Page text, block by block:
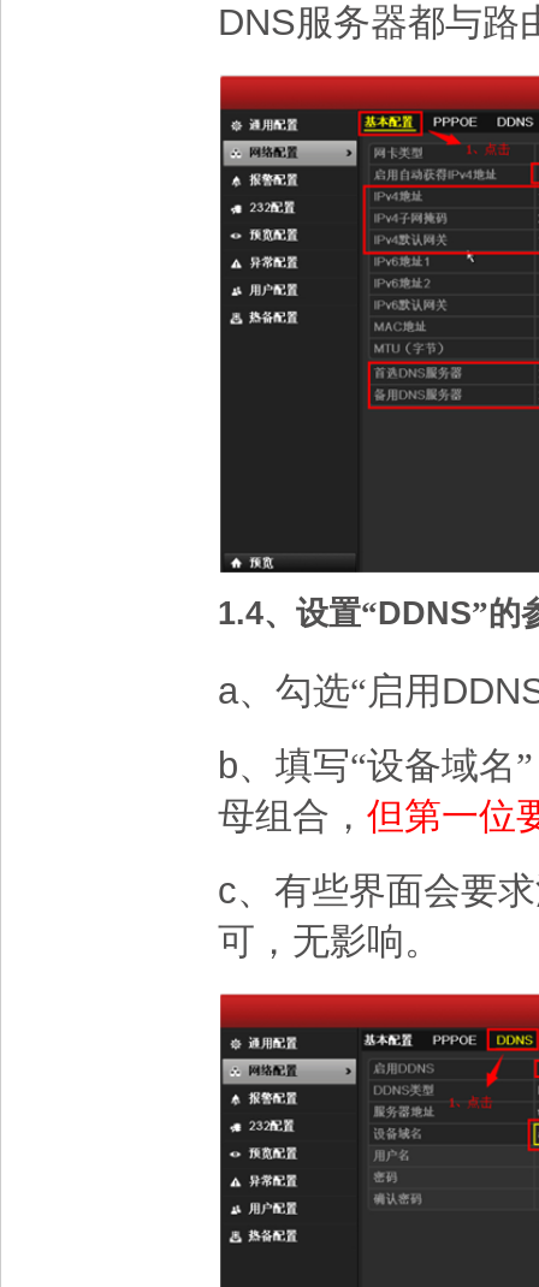
DNS服务器都与路
1.4、设置“DDNS”的
a、勾选“启用
b、填写“设备域名
母组合， 但第一位
c、有些界面会要
可，无影响。